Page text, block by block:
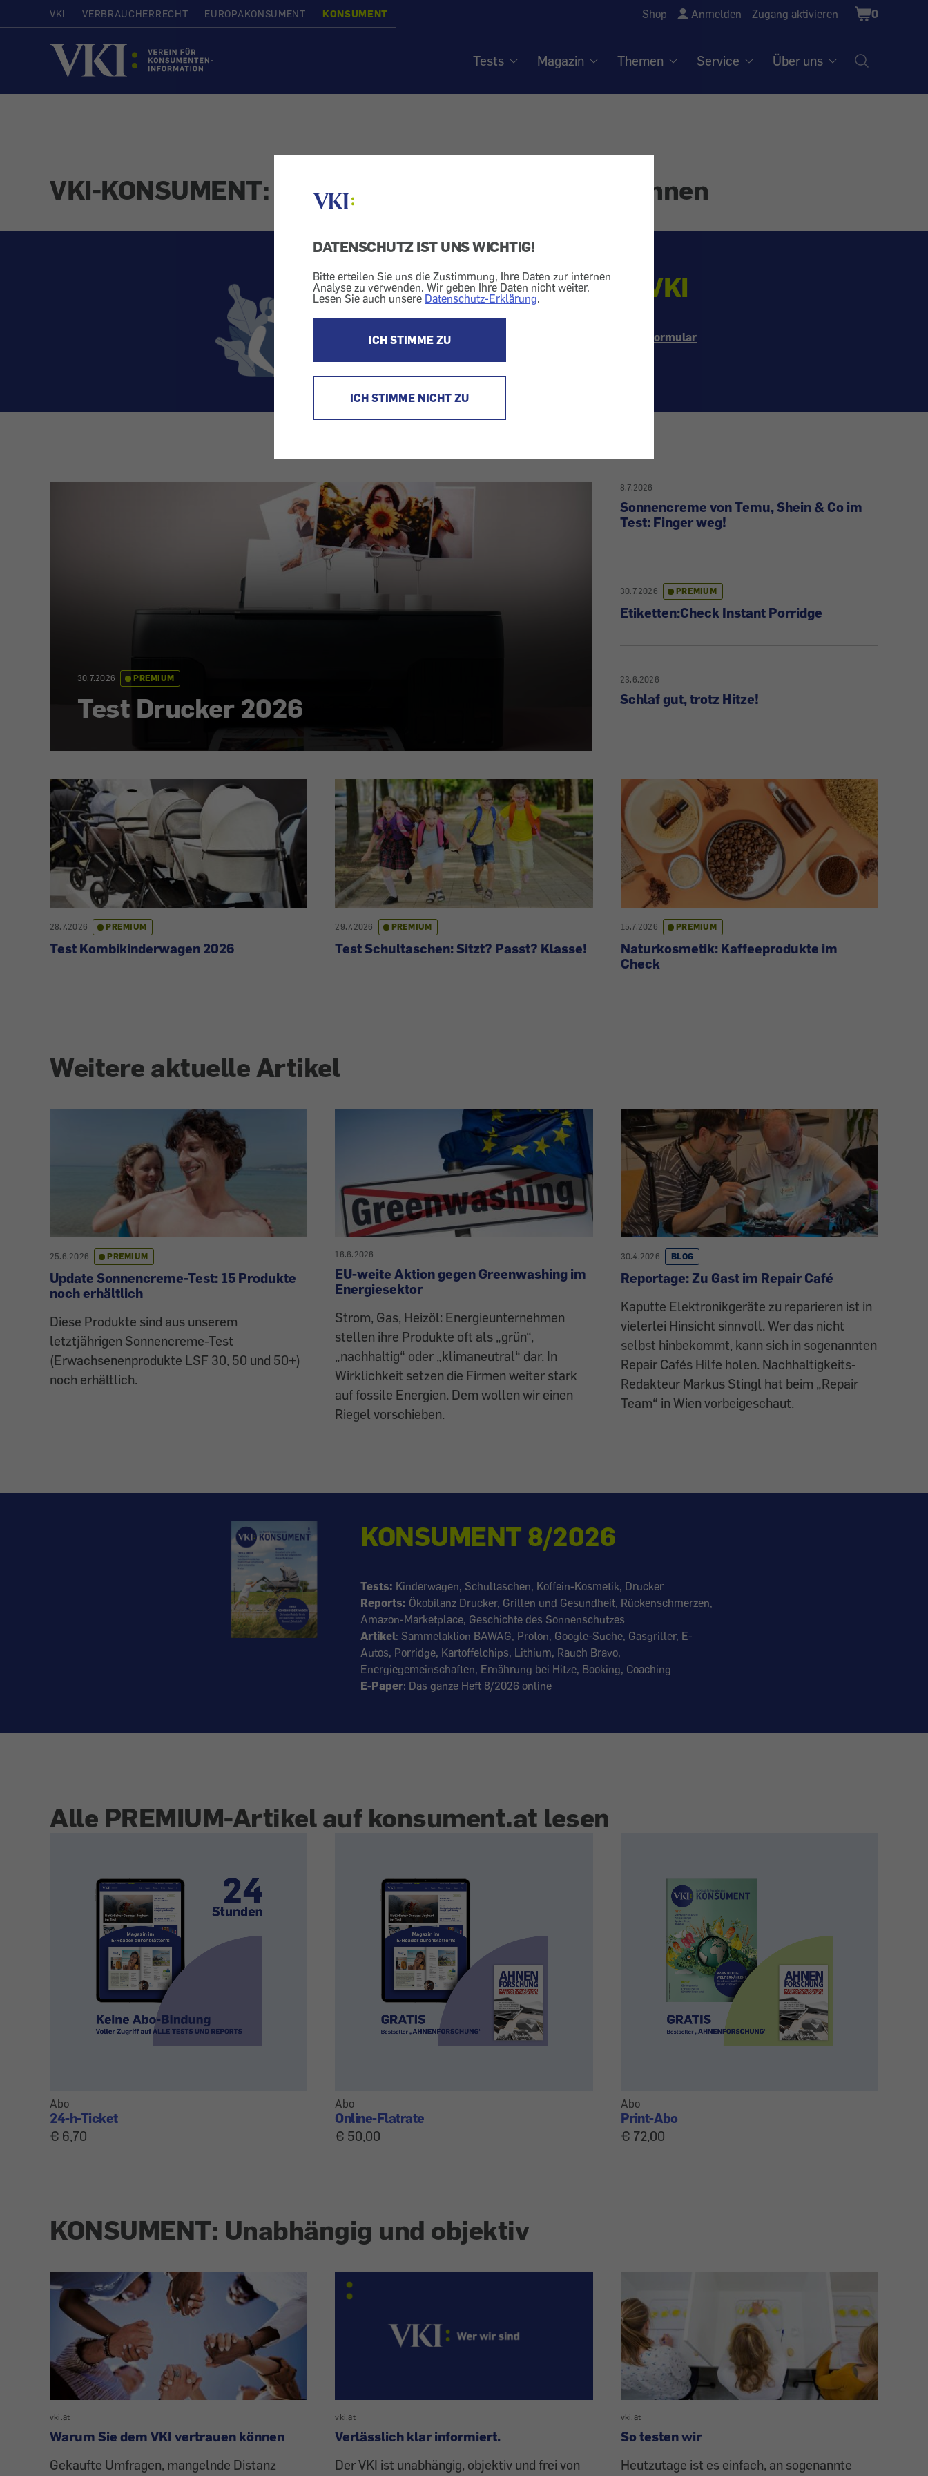
DATENSCHUTZ IST UNS WICHTIG!
Bitte erteilen Sie uns die Zustimmung, Ihre Daten zur internen
Analyse zu verwenden. Wir geben Ihre Daten nicht weiter.
Lesen Sie auch unsere Datenschutz-Erklärung.
ICH STIMME ZU
ICH STIMME NICHT ZU
VKI VERBRAUCHERRECHT EUROPAKONSUMENT KONSUMENT Shop Anmelden Zugang aktivieren
Shopping
Cart
0
Startseite
Tests Magazin Themen Service Über uns
VKI-KONSUMENT: Das Magazin für Verbraucher:innen
IHR ANLIEGEN AN DEN VKI
Senden Sie uns Ihre Nachricht jederzeit über unser
Kontaktformular
30.7.2026 PREMIUM
Test Drucker 2026
28.7.2026 PREMIUM
Test Kombikinderwagen 2026
29.7.2026 PREMIUM
Test Schultaschen: Sitzt? Passt? Klasse!
15.7.2026 PREMIUM
Naturkosmetik: Kaffeeprodukte im
Check
8.7.2026
Sonnencreme von Temu, Shein & Co im
Test: Finger weg!
30.7.2026 PREMIUM
Etiketten:Check Instant Porridge
23.6.2026
Schlaf gut, trotz Hitze!
Weitere aktuelle Artikel
25.6.2026 PREMIUM
Update Sonnencreme-Test: 15 Produkte
noch erhältlich
Diese Produkte sind aus unserem
letztjährigen Sonnencreme-Test
(Erwachsenenprodukte LSF 30, 50 und 50+)
noch erhältlich.
16.6.2026
EU-weite Aktion gegen Greenwashing im
Energiesektor
Strom, Gas, Heizöl: Energieunternehmen
stellen ihre Produkte oft als „grün“,
„nachhaltig“ oder „klimaneutral“ dar. In
Wirklichkeit setzen die Firmen weiter stark
auf fossile Energien. Dem wollen wir einen
Riegel vorschieben.
30.4.2026 BLOG
Reportage: Zu Gast im Repair Café
Kaputte Elektronikgeräte zu reparieren ist in
vielerlei Hinsicht sinnvoll. Wer das nicht
selbst hinbekommt, kann sich in sogenannten
Repair Cafés Hilfe holen. Nachhaltigkeits-
Redakteur Markus Stingl hat beim „Repair
Team“ in Wien vorbeigeschaut.
KONSUMENT 8/2026
Tests: Kinderwagen, Schultaschen, Koffein-Kosmetik, Drucker
Reports: Ökobilanz Drucker, Grillen und Gesundheit, Rückenschmerzen,
Amazon-Marketplace, Geschichte des Sonnenschutzes
Artikel: Sammelaktion BAWAG, Proton, Google-Suche, Gasgriller, E-
Autos, Porridge, Kartoffelchips, Lithium, Rauch Bravo,
Energiegemeinschaften, Ernährung bei Hitze, Booking, Coaching
E-Paper: Das ganze Heft 8/2026 online
Alle PREMIUM-Artikel auf konsument.at lesen
Abo
24-h-Ticket
€ 6,70
Abo
Online-Flatrate
€ 50,00
Abo
Print-Abo
€ 72,00
KONSUMENT: Unabhängig und objektiv
vki.at
Warum Sie dem VKI vertrauen können
Gekaufte Umfragen, mangelnde Distanz
vki.at
Verlässlich klar informiert.
Der VKI ist unabhängig, objektiv und frei von
vki.at
So testen wir
Heutzutage ist es einfach, an sogenannte